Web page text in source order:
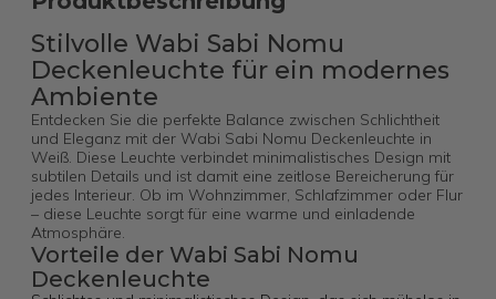
Stilvolle Wabi Sabi Nomu
Deckenleuchte für ein modernes
Ambiente
Entdecken Sie die perfekte Balance zwischen Schlichtheit
und Eleganz mit der Wabi Sabi Nomu Deckenleuchte in
Weiß. Diese Leuchte verbindet minimalistisches Design mit
subtilen Details und ist damit eine zeitlose Bereicherung für
jedes Interieur. Ob im Wohnzimmer, Schlafzimmer oder Flur
– diese Leuchte sorgt für eine warme und einladende
Atmosphäre.
Vorteile der Wabi Sabi Nomu
Deckenleuchte